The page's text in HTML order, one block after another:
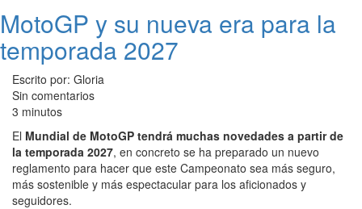
MotoGP y su nueva era para la
temporada 2027
Escrito por: Gloria
Sin comentarios
3 minutos
El Mundial de MotoGP tendrá muchas novedades a partir de
la temporada 2027, en concreto se ha preparado un nuevo
reglamento para hacer que este Campeonato sea más seguro,
más sostenible y más espectacular para los aficionados y
seguidores.